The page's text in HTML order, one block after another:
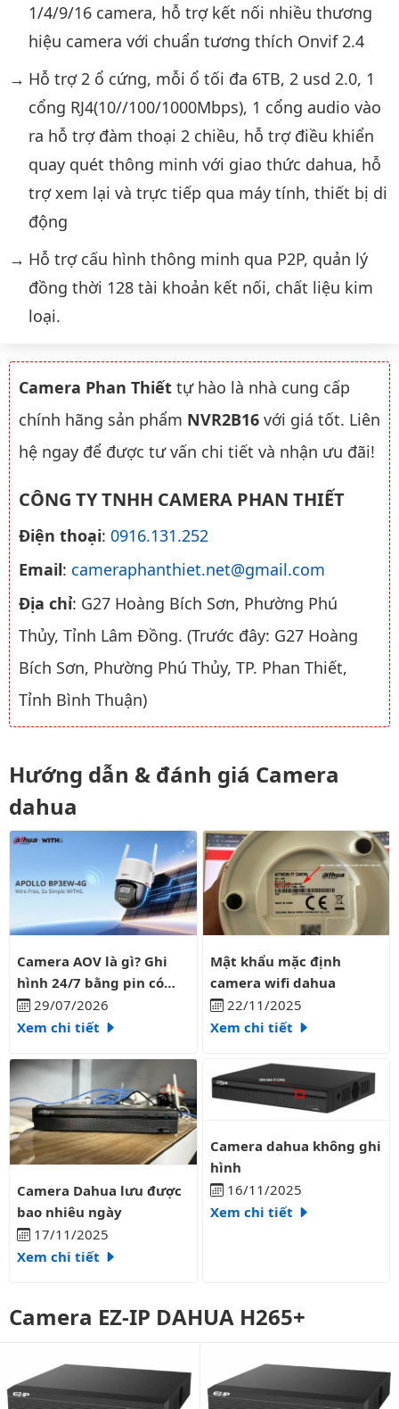
1/4/9/16 camera, hỗ trợ kết nối nhiều thương
hiệu camera với chuẩn tương thích Onvif 2.4
Hỗ trợ 2 ổ cứng, mỗi ổ tối đa 6TB, 2 usd 2.0, 1
cổng RJ4(10//100/1000Mbps), 1 cổng audio vào
ra hỗ trợ đàm thoại 2 chiều, hỗ trợ điều khiển
quay quét thông minh với giao thức dahua, hỗ
trợ xem lại và trực tiếp qua máy tính, thiết bị di
động
Hỗ trợ cấu hình thông minh qua P2P, quản lý
đồng thời 128 tài khoản kết nối, chất liệu kim
loại.
Camera Phan Thiết tự hào là nhà cung cấp
chính hãng sản phẩm NVR2B16 với giá tốt. Liên
hệ ngay để được tư vấn chi tiết và nhận ưu đãi!
CÔNG TY TNHH CAMERA PHAN THIẾT
Điện thoại: 0916.131.252
Email: cameraphanthiet.net@gmail.com
Địa chỉ: G27 Hoàng Bích Sơn, Phường Phú
Thủy, Tỉnh Lâm Đồng. (Trước đây: G27 Hoàng
Bích Sơn, Phường Phú Thủy, TP. Phan Thiết,
Tỉnh Bình Thuận)
Hướng dẫn & đánh giá Camera
dahua
Camera AOV là gì? Ghi hình 24/7 bằng pin có liên tục?
Camera AOV là gì? Ghi
hình 24/7 bằng pin có
liên tục?
29/07/2026
Xem chi tiết
Mật khẩu mặc định camera
Mật khẩu mặc định
camera wifi dahua
22/11/2025
Xem chi tiết
Camera Dahua lưu được bao nhiêu ngày
Camera Dahua lưu được
bao nhiêu ngày
17/11/2025
Xem chi tiết
Camera dahua không ghi hình
Camera dahua không ghi
hình
16/11/2025
Xem chi tiết
Camera EZ-IP DAHUA H265+